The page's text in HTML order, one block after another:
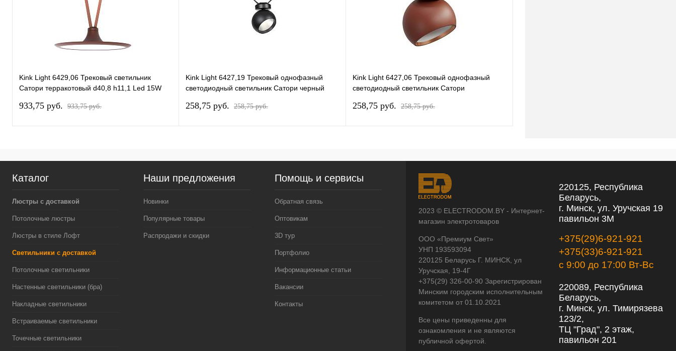
Kink Light 6429,06 Трековый светильник
Сатори терракотовый d40,8 h11,1 Led 15W
933,75 pуб. 933,75 pуб.
Kink Light 6427,19 Трековый однофазный
светодиодный светильник Сатори черный
258,75 pуб. 258,75 pуб.
Kink Light 6427,06 Трековый однофазный
светодиодный светильник Сатори
258,75 pуб. 258,75 pуб.
Каталог
Люстры с доставкой
Потолочные люстры
Люстры в стиле Лофт
Светильники с доставкой
Потолочные светильники
Настенные светильники (бра)
Накладные светильники
Встраиваемые светильники
Точечные светильники
Наши предложения
Новинки
Популярные товары
Распродажи и скидки
Помощь и сервисы
Обратная связь
Оптовикам
3D тур
Портфолио
Информационные статьи
Вакансии
Контакты
2023 © ELECTRODOM.BY - Интернет-
магазин электротоваров
ООО «Премиум Свет»
УНП 193593094
220125 Беларусь Г. МИНСК, ул
Уручская, 19-4Г
+375(29) 326-00-90 Зарегистрирован
Минским городским исполнительным
комитетом от 01.10.2021
Все цены приведенны для
ознакомления и не являются
публичной офертой.
220125, Республика
Беларусь,
г. Минск, ул. Уручская 19
павильон 3М
+375(29)6-921-921
+375(33)6-921-921
с 9:00 до 17:00 Вт-Вс
220089, Республика
Беларусь,
г. Минск, ул. Тимирязева
123/2,
ТЦ "Град", 2 этаж,
павильон 201